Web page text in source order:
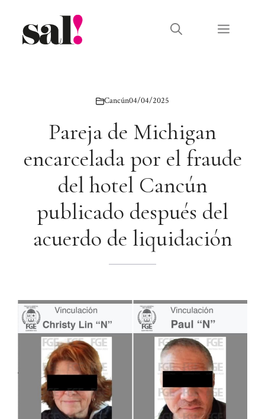
contenido
Menú
Cancún04/04/2025
Pareja de Michigan
encarcelada por el fraude
del hotel Cancún
publicado después del
acuerdo de liquidación